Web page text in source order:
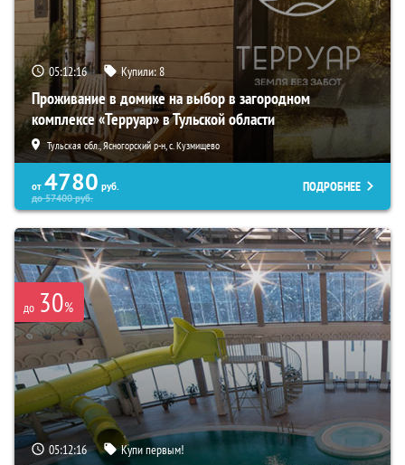
05:12:15 Купили:8
Проживание в домике на выбор в загородном
комплексе «Терруар» в Тульской области
Тульская обл., Ясногорский р-н, с. Кузмищево
от 4780 руб.
до57400руб.
ПОДРОБНЕЕ
до 30%
05:12:15 Купи первым!